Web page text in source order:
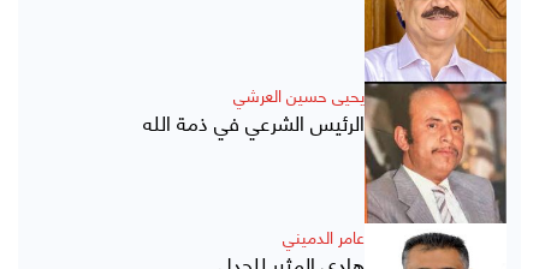
يحيى حسين العرشي
الرئيس الشرعي في ذمة الله
عامر الدميني